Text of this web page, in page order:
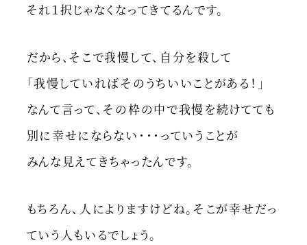
それ１択じゃなくなってきてるんです。
だから、そこで我慢して、自分を殺して
「我慢していればそのうちいいことがある！」
なんて言って、その枠の中で我慢を続けてても
別に幸せにならない・・・っていうことが
みんな見えてきちゃったんです。
もちろん、人によりますけどね。そこが幸せだっ
ていう人もいるでしょう。